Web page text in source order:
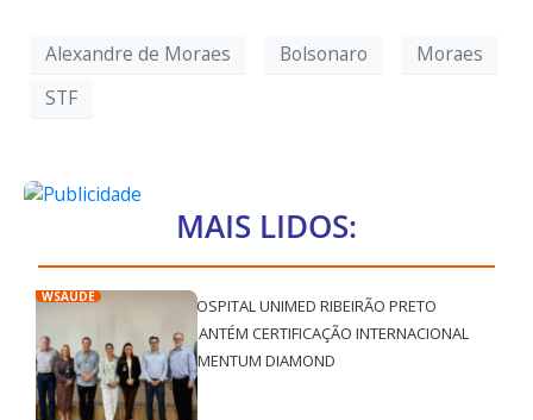
Alexandre de Moraes Bolsonaro
Moraes
STF
MAIS LIDOS:
WSAÚDE
HOSPITAL UNIMED RIBEIRÃO PRETO
MANTÉM CERTIFICAÇÃO INTERNACIONAL
QMENTUM DIAMOND